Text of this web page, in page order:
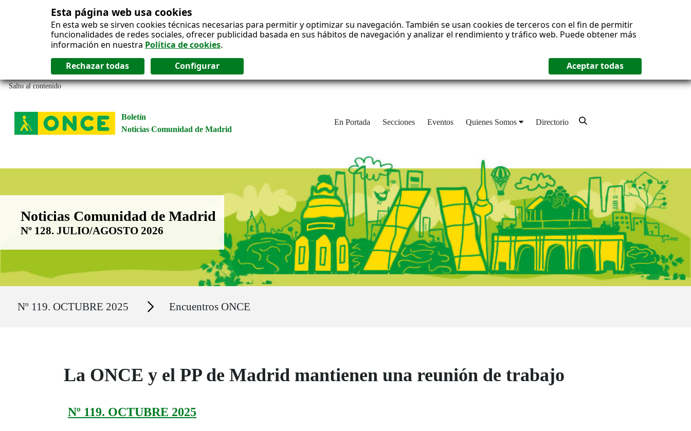
Esta página web usa cookies
En esta web se sirven cookies técnicas necesarias para permitir y optimizar su navegación. También se usan cookies de terceros con el fin de permitir
funcionalidades de redes sociales, ofrecer publicidad basada en sus hábitos de navegación y analizar el rendimiento y tráfico web. Puede obtener más
información en nuestra Política de cookies.
Salto al contenido
Boletín
Noticias Comunidad de Madrid
En Portada Secciones Eventos Quienes Somos Directorio
Boletín Noticias Comunidad de Madrid
Noticias Comunidad de Madrid
Nº 128. JULIO/AGOSTO 2026
Nº 119. OCTUBRE 2025 Secciones Encuentros ONCE
La ONCE y el PP de Madrid mantienen una reunión de trabajo
Nº 119. OCTUBRE 2025